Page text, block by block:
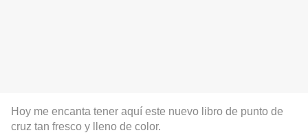
Hoy me encanta tener aquí este nuevo libro de punto de
cruz tan fresco y lleno de color.